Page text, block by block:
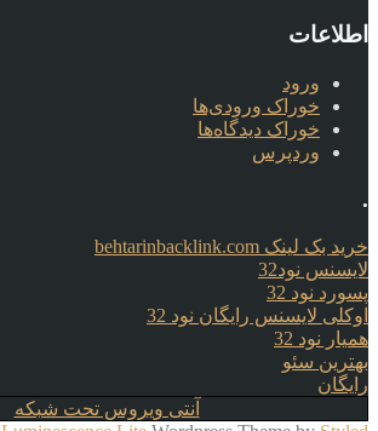
اطلاعات
ورود
خوراک ورودی‌ها
خوراک دیدگاه‌ها
وردپرس
.
خرید بک لینک behtarinbacklink.com
لایسنس نود32
پسورد نود 32
اوکلی لایسنس رایگان نود 32
همیار نود 32
بهترین سئو
رایگان
آنتی ویروس تحت شبکه